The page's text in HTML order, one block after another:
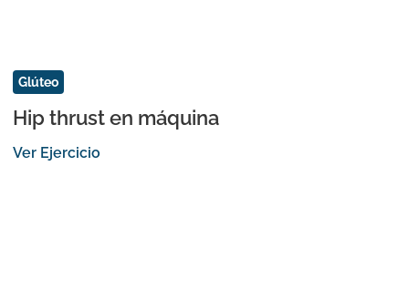
Glúteo
Hip thrust en máquina
Ver Ejercicio